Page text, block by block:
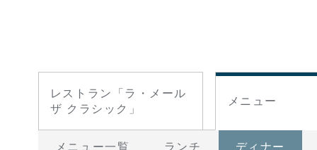
レストラン「ラ・メール
ザ クラシック」
メニュー
メニュー一覧 ランチ ディナー